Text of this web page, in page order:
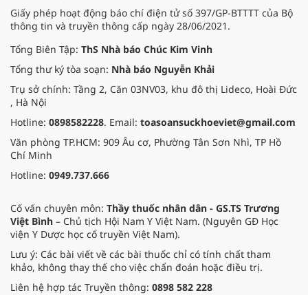
Giấy phép hoạt động báo chí điện tử số 397/GP-BTTTT của Bộ
thông tin và truyền thông cấp ngày 28/06/2021.
Tổng Biên Tập: ThS Nhà báo Chúc Kim Vinh
Tổng thư ký tòa soạn: Nhà báo Nguyễn Khải
Trụ sở chính: Tầng 2, Căn 03NV03, khu đô thị Lideco, Hoài Đức
, Hà Nội
Hotline: 0898582228. Email: toasoansuckhoeviet@gmail.com
Văn phòng TP.HCM: 909 Âu cơ, Phường Tân Sơn Nhì, TP Hồ
Chí Minh
Hotline: 0949.737.666
Cố vấn chuyên môn: Thầy thuốc nhân dân - GS.TS Trương
Việt Bình – Chủ tịch Hội Nam Y Việt Nam. (Nguyên GĐ Học
viện Y Dược học cổ truyền Việt Nam).
Lưu ý: Các bài viết về các bài thuốc chỉ có tính chất tham
khảo, không thay thế cho việc chẩn đoán hoặc điều trị.
Liên hệ hợp tác Truyền thông: 0898 582 228